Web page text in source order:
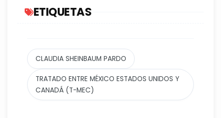
ETIQUETAS
CLAUDIA SHEINBAUM PARDO
TRATADO ENTRE MÉXICO ESTADOS UNIDOS Y
CANADÁ (T-MEC)